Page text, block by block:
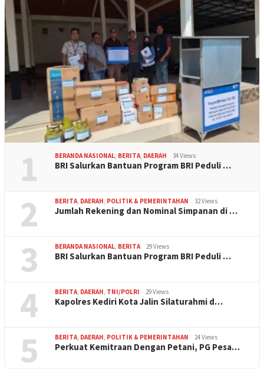
1 BERANDA NASIONAL, BERITA, DAERAH 34 Views
BRI Salurkan Bantuan Program BRI Peduli …
2 BERITA, DAERAH, POLITIK & PEMERINTAHAN 32 Views
Jumlah Rekening dan Nominal Simpanan di …
3 BERANDA NASIONAL, BERITA 29 Views
BRI Salurkan Bantuan Program BRI Peduli …
4 BERITA, DAERAH, TNI/POLRI 29 Views
Kapolres Kediri Kota Jalin Silaturahmi d…
5 BERITA, DAERAH, POLITIK & PEMERINTAHAN 24 Views
Perkuat Kemitraan Dengan Petani, PG Pesa…